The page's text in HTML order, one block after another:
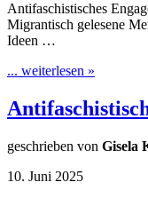
Antifaschistisches
Migrantisch gelesene
Ideen …
... weiterlesen »
geschrieben von Gisela
10. Juni 2025